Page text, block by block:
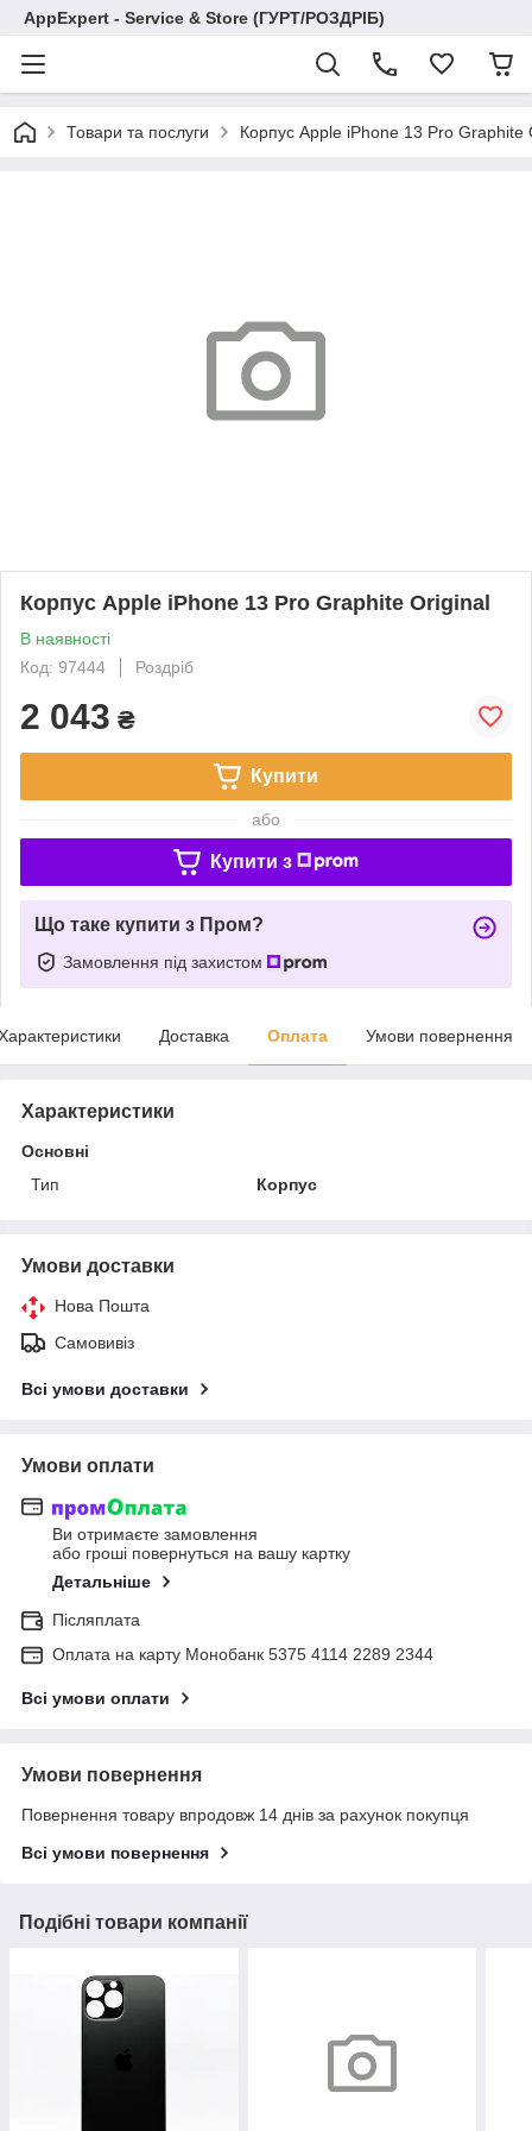
AppExpert - Service & Store (ГУРТ/РОЗДРІБ)
Товари та послуги Корпус Apple iPhone 13 Pro Graphite
Корпус Apple iPhone 13 Pro Graphite Original
В наявності
Код: 97444
Роздріб
2 043 ₴
Купити
або
Купити з
Що таке купити з Пром?
Замовлення під захистом
Доставка Оплата Умови повернення
Характеристики
Основні
Тип
Корпус
Умови доставки
Нова Пошта
Самовивіз
Всі умови доставки
Умови оплати
Ви отримаєте замовлення
або гроші повернуться на вашу картку
Детальніше
Післяплата
Оплата на карту Монобанк 5375 4114 2289 2344
Всі умови оплати
Умови повернення
Повернення товару впродовж 14 днів за рахунок покупця
Всі умови повернення
Подібні товари компанії